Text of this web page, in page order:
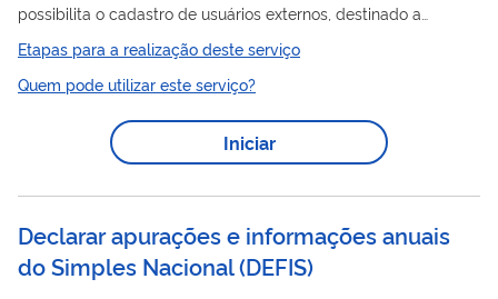
possibilita o cadastro de usuários externos, destinado a
pessoas físicas que participem ou tenham demanda na
condição de interessados em processo administrativo e
pessoas jurídicas na mesma situação (representado por
pessoa física), para peticionar documentos e processos pela
internet, de forma eletrônica, ao Ministério do Turismo, sem a
Central evitando, assim, gastos com o envio de...
Etapas para a realização deste serviço
Quem pode utilizar este serviço?
Iniciar
Declarar apurações e informações anuais
do Simples Nacional(DEFIS)